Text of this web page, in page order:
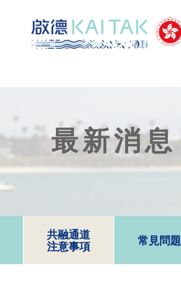
最新消息
共融通道
注意事項
常見問題